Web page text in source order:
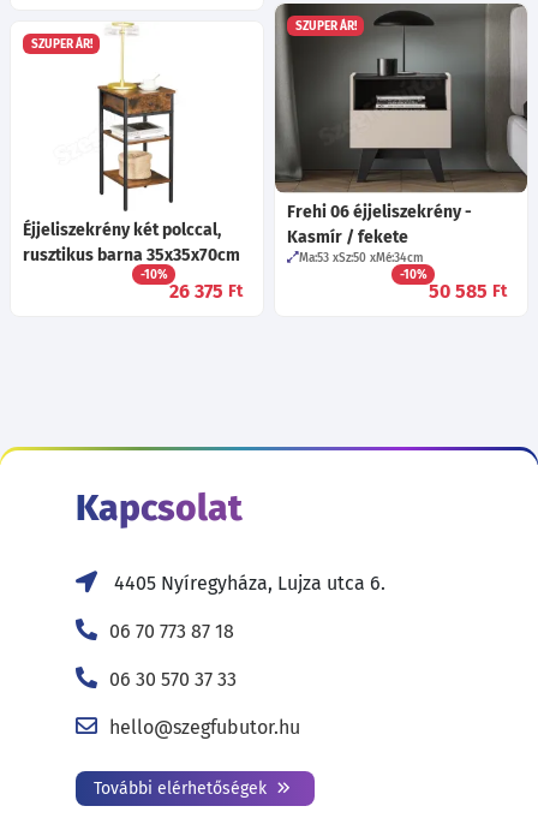
SZUPER ÁR!
Frehi 06 éjjeliszekrény -
Kasmír / fekete
Ma:53 Sz:50 Mé:34cm
-10%
50 585 Ft
SZUPER ÁR!
Éjjeliszekrény két polccal,
rusztikus barna 35x35x70cm
-10%
26 375 Ft
Kapcsolat
4405 Nyíregyháza, Lujza utca 6.
06 70 773 87 18
06 30 570 37 33
hello@szegfubutor.hu
További elérhetőségek